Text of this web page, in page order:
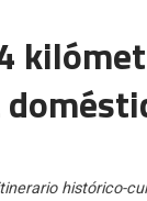
histórico-